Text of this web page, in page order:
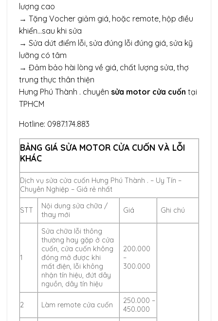
lượng cao
→ Tặng Vocher giảm giá, hoặc remote, hộp điều
khiển…sau khi sửa
→ Sửa dứt điểm lỗi, sửa đúng lỗi đúng giá, sửa kỹ
lưỡng có tâm
→ Đảm bảo hài lòng về giá, chất lượng sửa, thợ
trung thực thân thiện
Hưng Phú Thành . chuyên sửa motor cửa cuốn tại
TPHCM
Hotline: 0987.174.883
BẢNG GIÁ SỬA MOTOR CỬA CUỐN VÀ LỖI
KHÁC
Dịch vụ sửa cửa cuốn Hưng Phú Thành . – Uy Tín –
Chuyên Nghiệp – Giá rẻ nhất
STT
Nội dung sửa chữa /
thay mới
Giá Ghi chú
1
Sửa chữa lỗi thông
thường hay gặp ở cửa
cuốn, cửa cuốn không
đóng mở được khi
mất điện, lỗi không
nhận tín hiệu, đứt dây
nguồn, dây tín hiệu
200.000
–
300.000
2 Làm remote cửa cuốn
250.000 –
450.000